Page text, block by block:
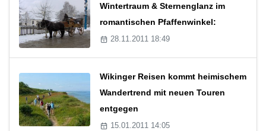
Wintertraum & Sternenglanz im
romantischen Pfaffenwinkel:
28.11.2011 18:49
Wikinger Reisen kommt heimischem
Wandertrend mit neuen Touren
entgegen
15.01.2011 14:05